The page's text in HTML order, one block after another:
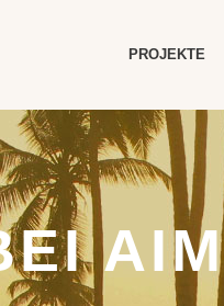
PROJEKTE
AIM